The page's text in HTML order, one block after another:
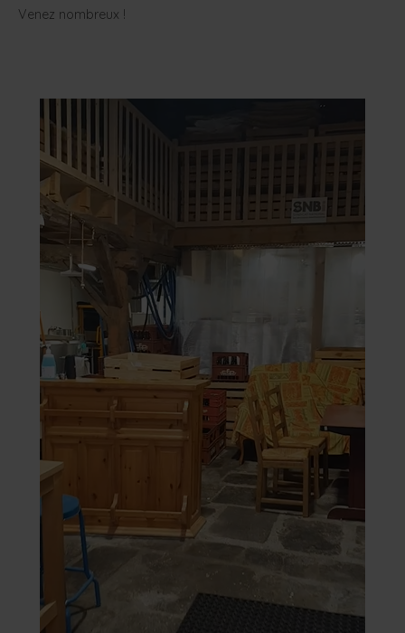
Venez nombreux !